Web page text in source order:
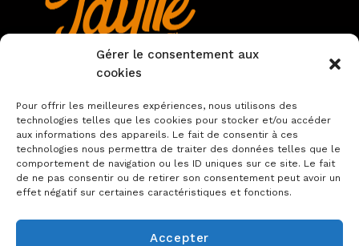
Gérer le consentement aux
cookies
Pour offrir les meilleures expériences, nous utilisons des
technologies telles que les cookies pour stocker et/ou accéder
aux informations des appareils. Le fait de consentir à ces
technologies nous permettra de traiter des données telles que le
comportement de navigation ou les ID uniques sur ce site. Le fait
de ne pas consentir ou de retirer son consentement peut avoir un
effet négatif sur certaines caractéristiques et fonctions.
Accepter
Visitez le site internet